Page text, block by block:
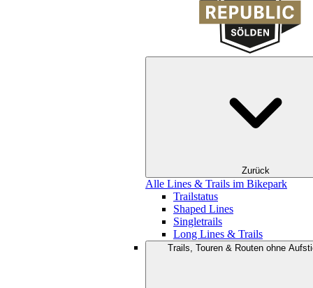
Zurück
Alle Lines & Trails im Bikepark
Trailstatus
Shaped Lines
Singletrails
Long Lines & Trails
Trails, Touren & Routen ohne